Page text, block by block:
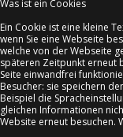
Was ist ein Cookies
Ein Cookie ist eine kleine
wenn Sie eine Webseite
welche von der Webseite
späteren Zeitpunkt erneut
Seite einwandfrei
Besucher: sie speichern
Beispiel die
gleichen Informationen
Website erneut besuchen.